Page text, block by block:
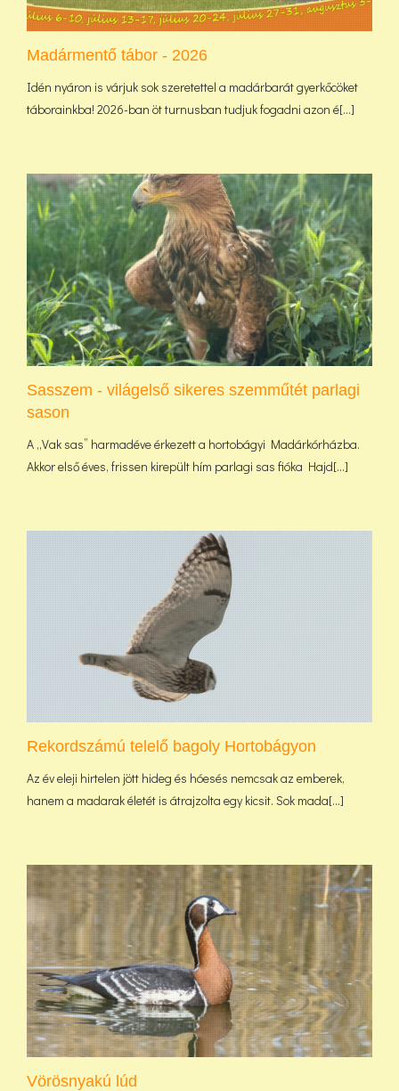
Madármentő tábor - 2026
Idén nyáron is várjuk sok szeretettel a madárbarát gyerkőcöket
táborainkba! 2026-ban öt turnusban tudjuk fogadni azon é[...]
Sasszem - világelső sikeres szemműtét parlagi
sason
A „Vak sas” harmadéve érkezett a hortobágyi Madárkórházba.
Akkor első éves, frissen kirepült hím parlagi sas fióka Hajd[...]
Rekordszámú telelő bagoly Hortobágyon
Az év eleji hirtelen jött hideg és hóesés nemcsak az emberek,
hanem a madarak életét is átrajzolta egy kicsit. Sok mada[...]
Vörösnyakú lúd